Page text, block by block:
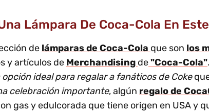
Lámpara De Coca-Cola En
de lámparas de Coca-Cola que son los
y artículos de Merchandising de"Coca-Cola".
ideal para regalar a fanáticos de Coke
celebración importante, algún regalo de
gas y edulcorada que tiene origen en USA y